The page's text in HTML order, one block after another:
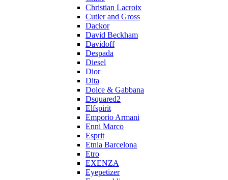
Christian Lacroix
Cutler and Gross
Dackor
David Beckham
Davidoff
Despada
Diesel
Dior
Dita
Dolce & Gabbana
Dsquared2
Elfspirit
Emporio Armani
Enni Marco
Esprit
Etnia Barcelona
Etro
EXENZA
Eyepetizer